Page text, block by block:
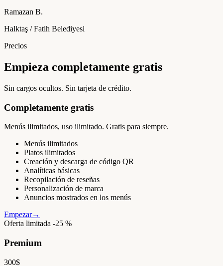
Ramazan B.
Halktaş / Fatih Belediyesi
Precios
Empieza completamente gratis
Sin cargos ocultos. Sin tarjeta de crédito.
Completamente gratis
Menús ilimitados, uso ilimitado. Gratis para siempre.
Menús ilimitados
Platos ilimitados
Creación y descarga de código QR
Analíticas básicas
Recopilación de reseñas
Personalización de marca
Anuncios mostrados en los menús
Empezar→
Oferta limitada -25 %
Premium
300$